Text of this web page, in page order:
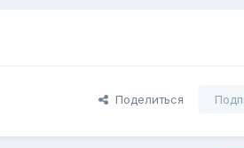
Поделиться